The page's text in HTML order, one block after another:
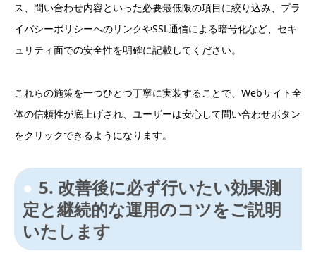
ス、問い合わせ内容といった必要最低限の項目に絞り込み、プラ
イバシーポリシーへのリンクやSSL通信による暗号化など、セキ
ュリティ面での安全性を明確に記載してください。
これらの施策を一つひとつ丁寧に実装することで、Webサイト全
体の信頼性が底上げされ、ユーザーは安心して問い合わせボタン
をクリックできるようになります。
5. 改善後に必ず行いたい効果測
定と継続的な運用のコツをご説明
いたします